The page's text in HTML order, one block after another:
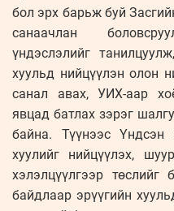
бол эрх барьж буй
санаачлан
үндэслэлийг
хуульд нийцүүлэн олон
санал авах, УИХ-аар
явцад батлах зэрэг
байна. Түүнээс Үндсэн
хуулийг нийцүүлэх,
хэлэлцүүлгээр
байдлаар эрүүгийн